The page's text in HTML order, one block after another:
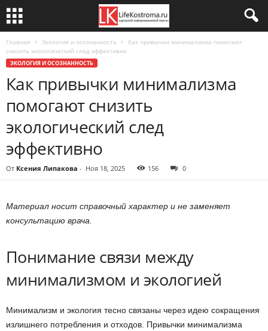
Главная Экология и осознанность
Как привычки минимализма помогают
снизить экологический след эффективно
ЭКОЛОГИЯ И ОСОЗНАННОСТЬ
Как привычки минимализма
помогают снизить
экологический след
эффективно
От Ксения Липакова - Ноя 18, 2025 156 0
Материал носит справочный характер и не заменяет
консультацию врача.
Понимание связи между
минимализмом и экологией
Минимализм и экология тесно связаны через идею сокращения
излишнего потребления и отходов. Привычки минимализма